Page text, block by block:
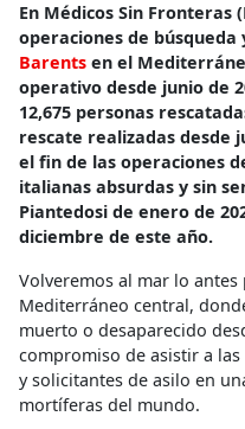
En Médicos Sin Fronteras
operaciones de
Barents en el
operativo desde junio de
12,675 personas
rescate realizadas desde
el fin de las operaciones
italianas absurdas y sin
Piantedosi de enero de
diciembre de este año.
Volveremos al mar lo
Mediterráneo central,
muerto o desaparecido
compromiso de asistir a
y solicitantes de asilo en
mortíferas del mundo.